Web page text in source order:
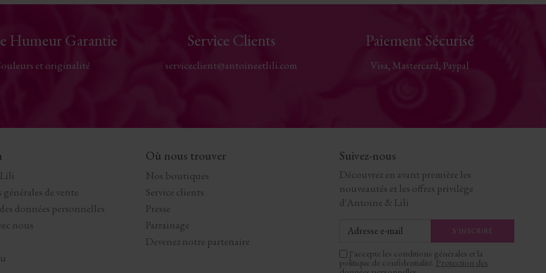
Humeur Garantie
et originalité
Service Clients
serviceclient@antoineetlili.com
Paiement Sécurisé
Visa, Mastercard, Paypal
de vente
données personnelles
nous
Où nous trouver
Nos boutiques
Service clients
Presse
Parrainage
Devenez notre partenaire
Suivez-nous
Découvrez en avant première les
nouveautés et les offres privilège
d'Antoine & Lili
J'accepte les conditions générales et la
politique de confidentialité.Protection des